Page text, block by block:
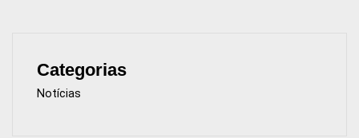
Categorias
Notícias